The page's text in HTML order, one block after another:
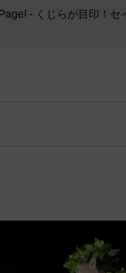
‐ くじらが目印！セ